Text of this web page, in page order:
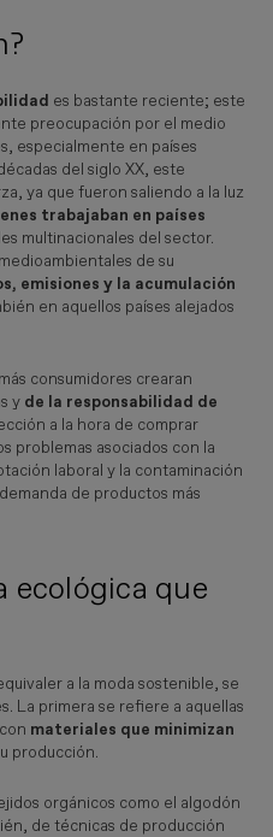
es bastante reciente; este
preocupación por el medio
especialmente en países
del siglo XX, este
ya que fueron saliendo a la luz
trabajaban en países
multinacionales del sector.
de su
emisiones y la acumulación
en aquellos países alejados
consumidores crearan
y de la responsabilidad de
a la hora de comprar
problemas asociados con la
laboral y la contaminación
de productos más
ecológica que
a la moda sostenible, se
La primera se refiere a aquellas
materiales que minimizan
producción.
orgánicos como el algodón
de técnicas de producción